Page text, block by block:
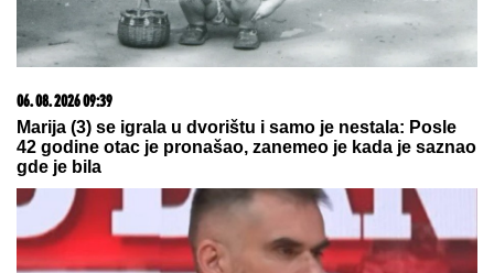
05. 08. 2026 06:45
Šta dete nasleđuje od oca, a šta od majke? Sve što
treba da znate o genetici